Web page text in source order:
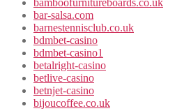
bar-salsa.com
barnestennisclub.co.uk
bdmbet-casino
bdmbet-casino1
betalright-casino
betlive-casino
betnjet-casino
bijoucoffee.co.uk